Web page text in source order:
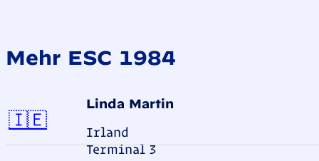
Mehr ESC 1984
Linda Martin
Irland
Terminal 3
🇮🇪Irland